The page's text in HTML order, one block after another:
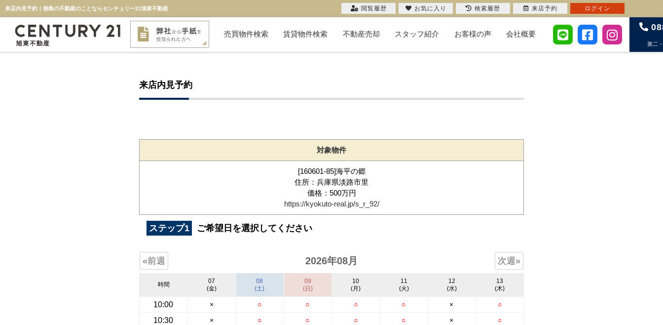
来店内見予約｜徳島の不動産のことならセンチュリー21旭東不動産
売買物件検索 賃貸物件検索 不動産売却 スタッフ紹介 お客様の声 会社概要
第二
来店内見予約
対象物件
[160601-85]海平の郷
住所：兵庫県淡路市里
価格：500万円
https://kyokuto-real.jp/s_r_92/
ステップ1 ご希望日を選択してください
«前週 2026年08月 次週»
時間
10:00
10:30
07
(金)
×
×
08
(土)
○
○
09
(日)
○
○
10
(月)
○
○
11
(火)
○
○
12
(水)
×
×
13
(木)
○
○
閲覧履歴 お気に入り 検索履歴 来店予約 ログイン